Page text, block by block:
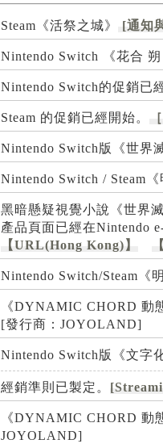
Steam《活祭之城》 [通知
Nintendo Switch 《花合
Nintendo Switch的促銷已
Steam 的促銷已經開始。
Nintendo Switch版《世界
Nintendo Switch / Steam
黑暗懸疑視覺小說《世界
產品頁面已經在Nintendo
【URL(Hong Kong)】
Nintendo Switch/Steam《
《DYNAMIC CHORD 動
[發行商：JOYOLAND]
Nintendo Switch版《文字
經銷準則已製定。
《DYNAMIC CHORD 動
JOYOLAND]